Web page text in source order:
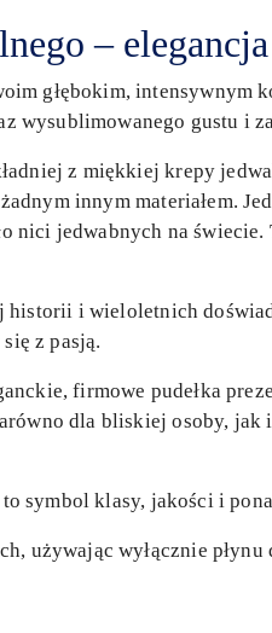
–
głębokim, intensywnym
gustu i
z miękkiej krepy
innym materiałem.
nici jedwabnych na
i wieloletnich
z pasją.
firmowe pudełka
dla bliskiej osoby,
symbol klasy, jakości i
używając wyłącznie płynu